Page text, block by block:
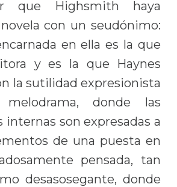
que Highsmith haya
con un seudónimo:
en ella es la que
y es la que Haynes
la sutilidad expresionista
donde las
son expresadas a
de una puesta en
pensada, tan
desasosegante, donde